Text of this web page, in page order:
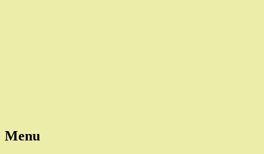
Menu